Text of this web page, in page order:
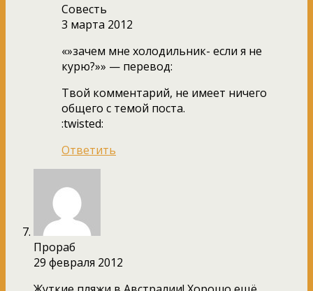
Совесть
3 марта 2012
«»зачем мне холодильник- если я не
курю?»» — перевод:
Твой комментарий, не имеет ничего
общего с темой поста.
:twisted:
Ответить
Прораб
29 февраля 2012